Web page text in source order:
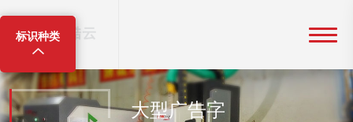
大型广告字
标识种类